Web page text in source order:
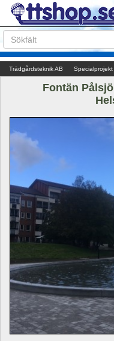
Trädgårdsteknik AB Specialprojekt
Fontän